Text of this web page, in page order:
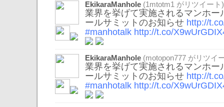
EkikaraManhole (1mtotm1 がリツイート)
業界を挙げて実施されるマンホー
ールサミットのお知らせ http://
#manhotalk http://t.co/
EkikaraManhole (motopon777 がリツイ
業界を挙げて実施されるマンホー
ールサミットのお知らせ http://
#manhotalk http://t.co/